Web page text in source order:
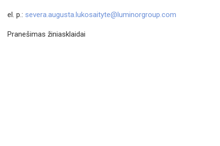
el. p.: severa.augusta.lukosaityte@luminorgroup.com
Pranešimas žiniasklaidai